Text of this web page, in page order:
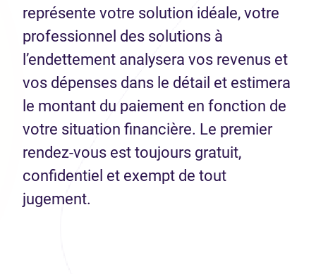
représente votre solution idéale, votre
professionnel des solutions à
l’endettement analysera vos revenus et
vos dépenses dans le détail et estimera
le montant du paiement en fonction de
votre situation financière. Le premier
rendez-vous est toujours gratuit,
confidentiel et exempt de tout
jugement.